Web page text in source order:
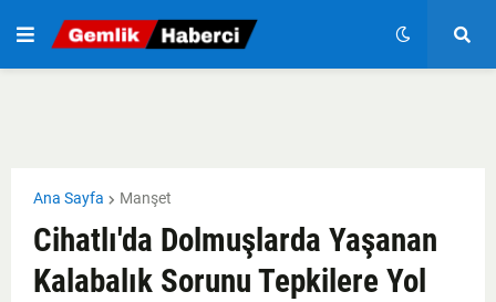
Ana Sayfa Manşet
Cihatlı'da Dolmuşlarda Yaşanan
Kalabalık Sorunu Tepkilere Yol